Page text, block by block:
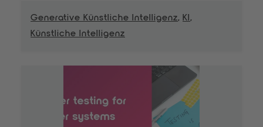
Generative Künstliche Intelligenz, KI ,
Künstliche Intelligenz